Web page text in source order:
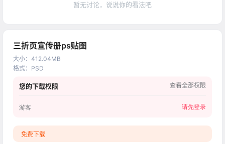
暂无讨论，说说你的看法吧
三折页宣传册ps贴图
大小： 412.04MB
格式： PSD
您的下载权限 查看全部权限
游客 请先登录
免费下载